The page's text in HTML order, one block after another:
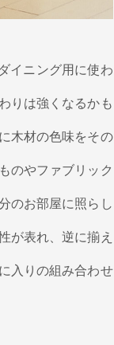
イニング用に使わ
りは強くなるかも
木材の色味をその
のやファブリック
のお部屋に照らし
が表れ、逆に揃え
入りの組み合わせ